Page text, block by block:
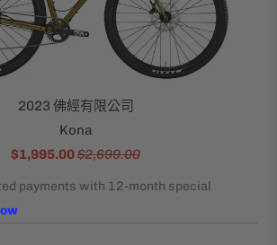
2023 佛經有限公司
Kona
$1,995.00$2,699.00